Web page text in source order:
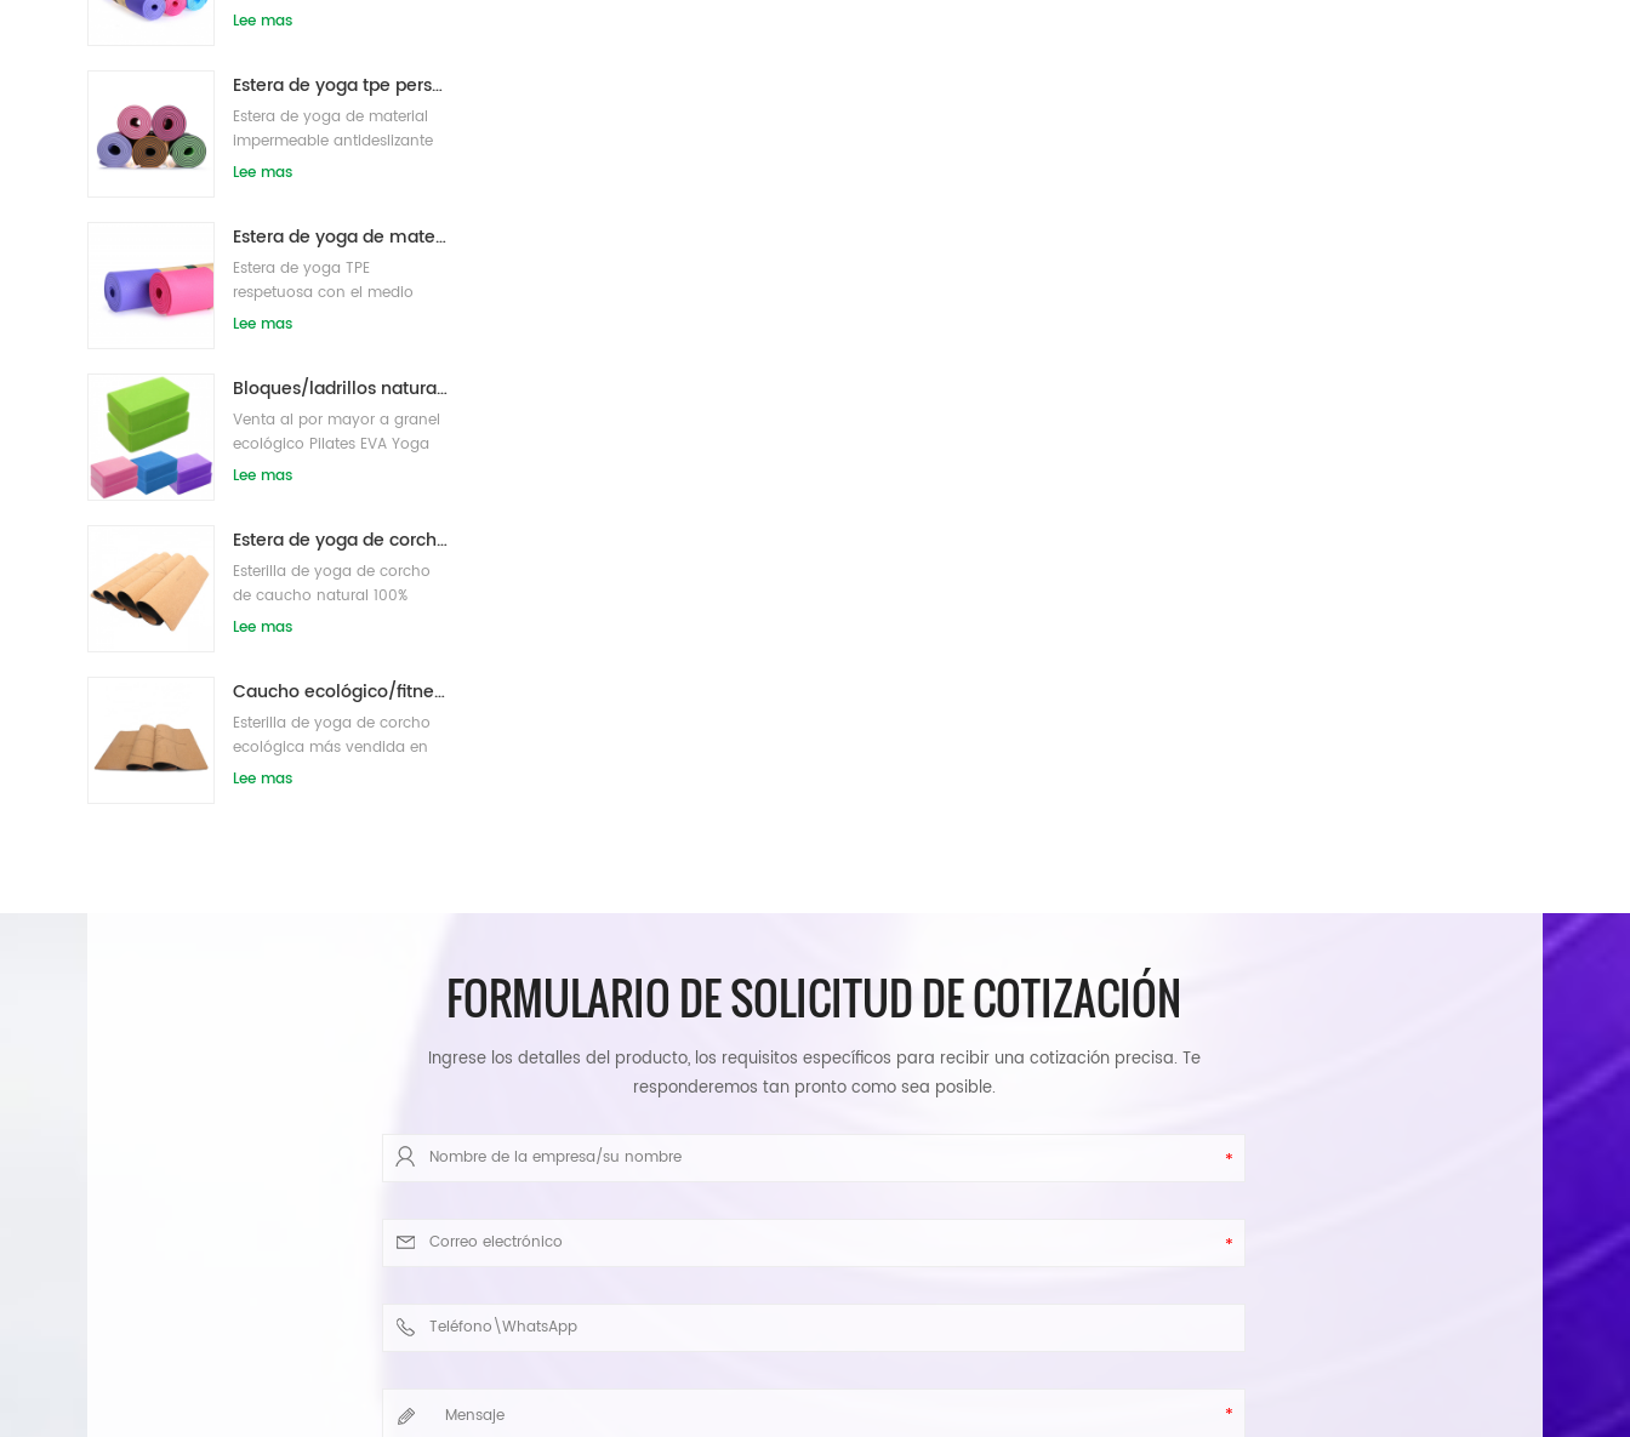
personalizada
Lee mas
Estera de yoga tpe personalizada de alta calidad de gran oferta de china
Estera de yoga de material
impermeable antideslizante
tpe respetuosa con el medio
Lee mas
Estera de yoga de material impermeable antideslizante TPE respetuosa con el medio ambiente al por mayor
Estera de yoga TPE
respetuosa con el medio
ambiente de etiqueta privada
Lee mas
Bloques/ladrillos naturales de la yoga de la espuma de EVA del logotipo de encargo del nuevo estilo al por mayor
Venta al por mayor a granel
ecológico Pilates EVA Yoga
bloque s/ladrillos
Lee mas
Estera de yoga de corcho de etiqueta privada OEM con diseño personalizado
Esterilla de yoga de corcho
de caucho natural 100%
ecológico
Lee mas
Caucho ecológico/fitness/esterilla de yoga de corcho personalizada/esterillas de ejercicio de corcho
Esterilla de yoga de corcho
ecológica más vendida en
Amazon
Lee mas
FORMULARIO DE SOLICITUD DE COTIZACIÓN
Ingrese los detalles del producto, los requisitos específicos para recibir una cotización precisa. Te
responderemos tan pronto como sea posible.